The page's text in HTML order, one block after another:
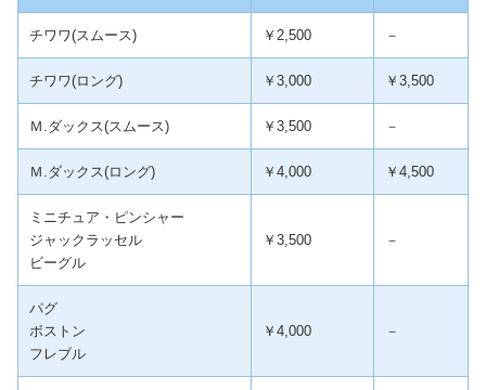
チワワ(スムース) ￥2,500 －
チワワ(ロング) ￥3,000 ￥3,500
Ｍ.ダックス(スムース) ￥3,500 －
Ｍ.ダックス(ロング) ￥4,000 ￥4,500
ミニチュア・ピンシャー
ジャックラッセル
ビーグル
￥3,500 －
パグ
ボストン
フレブル
￥4,000 －